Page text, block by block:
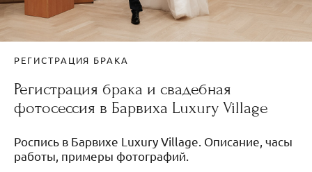
РЕГИСТРАЦИЯ БРАКА
Регистрация брака и свадебная
фотосессия в Барвиха Luxury Village
Роспись в Барвихе Luxury Village. Описание, часы
работы, примеры фотографий.